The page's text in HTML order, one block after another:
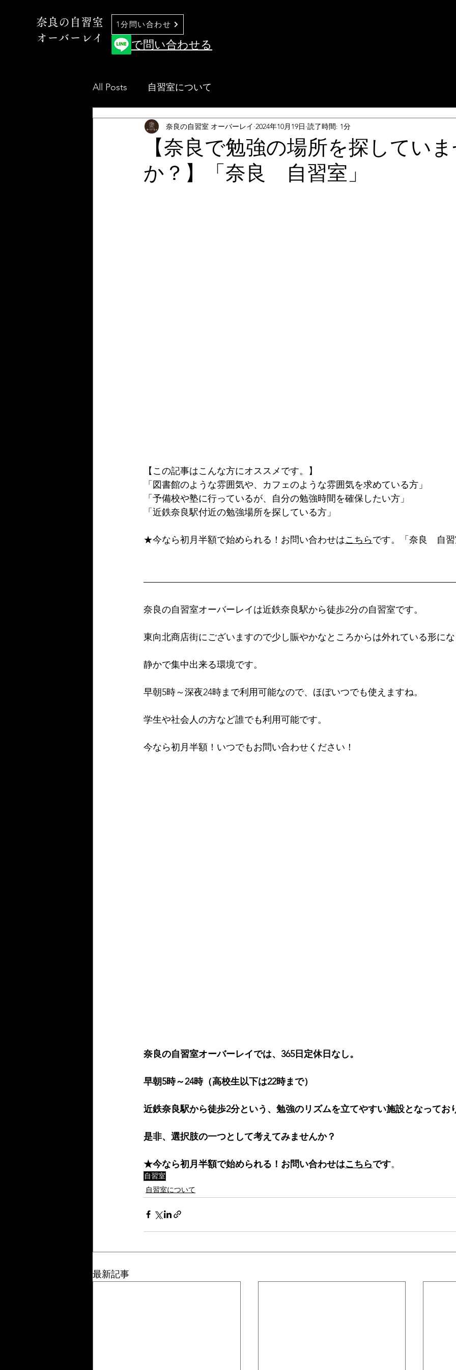
奈良の自習室
オーバーレイ
1分問い合わせ
で問い合わせる
All Posts 自習室について
【奈良で勉強の場所を探してい
か？】「奈良 自習室」
奈良の自習室 オーバーレイ 2024年10月19日 読了時間: 1分
【この記事はこんな方にオススメです。】
「図書館のような雰囲気や、カフェのような雰囲気を求めている方」
「予備校や塾に行っているが、自分の勉強時間を確保したい方」
「近鉄奈良駅付近の勉強場所を探している方」
★今なら初月半額で始められる！お問い合わせはこちらです。「奈良　自
奈良の自習室オーバーレイは近鉄奈良駅から徒歩2分の自習室です。
東向北商店街にございますので少し賑やかなところからは外れている形に
静かで集中出来る環境です。
早朝5時～深夜24時まで利用可能なので、ほぼいつでも使えますね。
学生や社会人の方など誰でも利用可能です。
今なら初月半額！いつでもお問い合わせください！
奈良の自習室オーバーレイでは、365日定休日なし。
早朝5時～24時（高校生以下は22時まで）
近鉄奈良駅から徒歩2分という、勉強のリズムを立てやすい施設となってお
是非、選択肢の一つとして考えてみませんか？
★今なら初月半額で始められる！お問い合わせはこちらです。
自習室
自習室について
最新記事